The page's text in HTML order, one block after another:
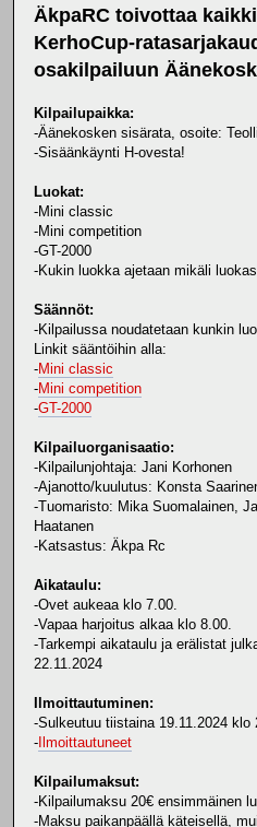
ÄkpaRC toivottaa
KerhoCup-
osakilpailuun
Kilpailupaikka:
-Äänekosken sisärata, osoite:
-Sisäänkäynti H-ovesta!
Luokat:
-Mini classic
-Mini competition
-GT-2000
-Kukin luokka ajetaan mikäli
Säännöt:
-Kilpailussa noudatetaan kunkin
Linkit sääntöihin alla:
-Mini classic
-Mini competition
-GT-2000
Kilpailuorganisaatio:
-Kilpailunjohtaja: Jani Korhonen
-Ajanotto/kuulutus: Konsta
-Tuomaristo: Mika Suomalainen,
Haatanen
-Katsastus: Äkpa Rc
Aikataulu:
-Ovet aukeaa klo 7.00.
-Vapaa harjoitus alkaa klo 8.00.
-Tarkempi aikataulu ja erälistat
22.11.2024
Ilmoittautuminen:
-Sulkeutuu tiistaina 19.11.2024 klo
- Ilmoittautuneet
Kilpailumaksut:
-Kilpailumaksu 20€ ensimmäinen
-Maksu paikanpäällä käteisellä,